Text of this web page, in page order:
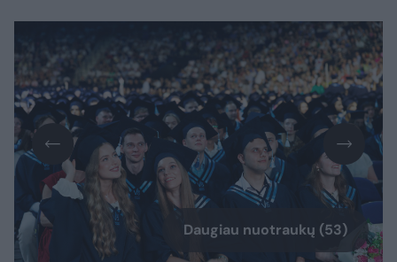
Daugiau nuotraukų (53)